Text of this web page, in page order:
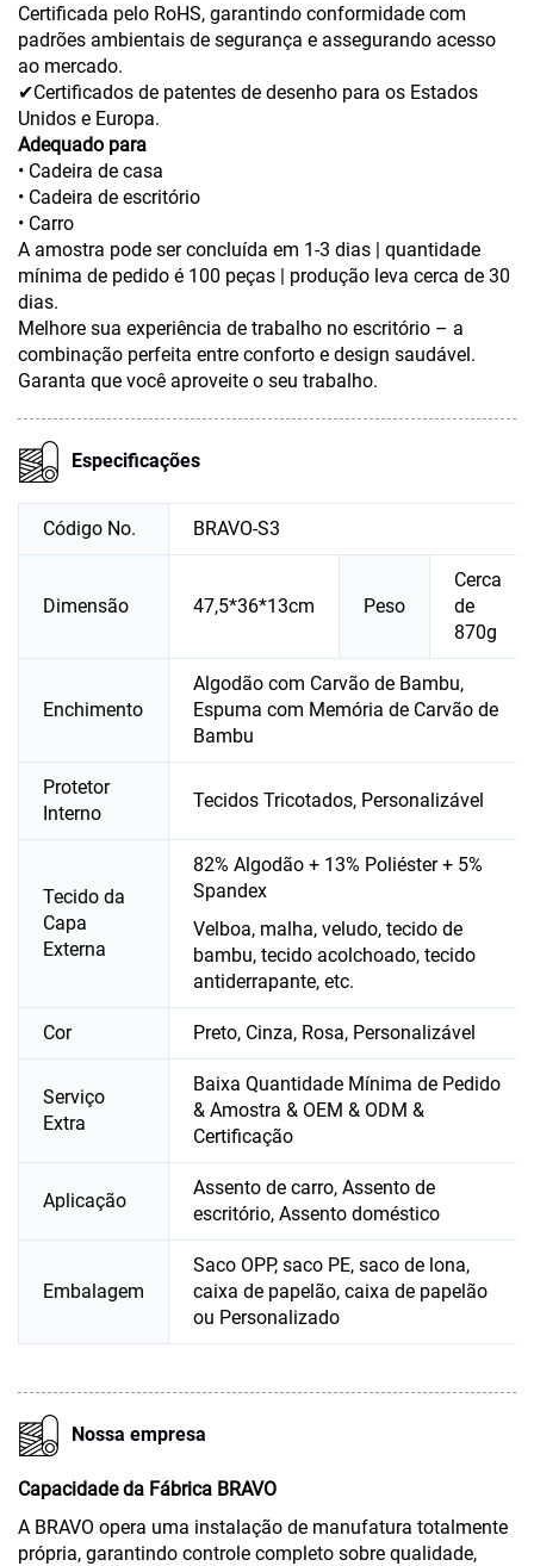
Certificada pelo RoHS, garantindo conformidade com
padrões ambientais de segurança e assegurando acesso
ao mercado.
✔Certificados de patentes de desenho para os Estados
Unidos e Europa.
Adequado para
• Cadeira de casa
• Cadeira de escritório
• Carro
A amostra pode ser concluída em 1-3 dias | quantidade
mínima de pedido é 100 peças | produção leva cerca de 30
dias.
Melhore sua experiência de trabalho no escritório – a
combinação perfeita entre conforto e design saudável.
Garanta que você aproveite o seu trabalho.
Especificações
Código No. BRAVO-S3
Dimensão 47,5*36*13cm Peso
Cerca
de
870g
Enchimento
Algodão com Carvão de Bambu,
Espuma com Memória de Carvão de
Bambu
Protetor
Interno
Tecidos Tricotados, Personalizável
Tecido da
Capa
Externa
82% Algodão + 13% Poliéster + 5%
Spandex
Velboa, malha, veludo, tecido de
bambu, tecido acolchoado, tecido
antiderrapante, etc.
Cor Preto, Cinza, Rosa, Personalizável
Serviço
Extra
Baixa Quantidade Mínima de Pedido
& Amostra & OEM & ODM &
Certificação
Aplicação
Assento de carro, Assento de
escritório, Assento doméstico
Embalagem
Saco OPP, saco PE, saco de lona,
caixa de papelão, caixa de papelão
ou Personalizado
Nossa empresa
Capacidade da Fábrica BRAVO
A BRAVO opera uma instalação de manufatura totalmente
própria, garantindo controle completo sobre qualidade,